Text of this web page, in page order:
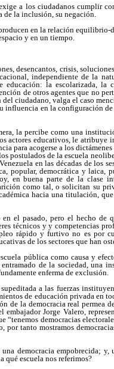
a los ciudadanos cumplir
de la inclusión, su negación.
en la relación
y en un tiempo.
desencantos, crisis,
independiente de la
la escolarizada, la
de otros agentes que no
ciudadano, valga el caso
en la configuración de
la percibe como una
actores educativos, le atribuye
para acogerse a los
postulados de la escuela
en las décadas de los
popular, democrática y laica,
en buena parte de la clase
como tal, o solicitan su
hacia una titulación, que
el pasado, pero el hecho de
técnicos y y competencias
rápido y furtivo no es por
de los sectores que han
pública como causa y
de la sociedad, una
enferma de exclusión.
a las fuerzas
de educación privada en
de la democracia real permea
Jorge Valero,
democracias
por tanto mostramos
democracia empobrecida;
qué escuela nos referimos?